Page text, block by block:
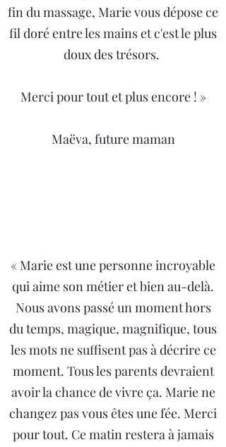
fin du massage, Marie vous dépose ce
fil doré entre les mains et c'est le plus
doux des trésors.
Merci pour tout et plus encore ! »
Maëva, future maman
« Marie est une personne incroyable
qui aime son métier et bien au-delà.
Nous avons passé un moment hors
du temps, magique, magnifique, tous
les mots ne suffisent pas à décrire ce
moment. Tous les parents devraient
avoir la chance de vivre ça. Marie ne
changez pas vous êtes une fée. Merci
pour tout. Ce matin restera à jamais